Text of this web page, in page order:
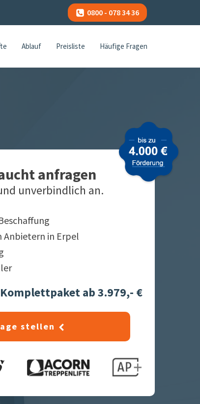
0800 - 078 34 36
Ablauf Preisliste Häufige Fragen
anfragen
unverbindlich an.
Anbietern in Erpel
Komplettpaket ab 3.979,- €
stellen